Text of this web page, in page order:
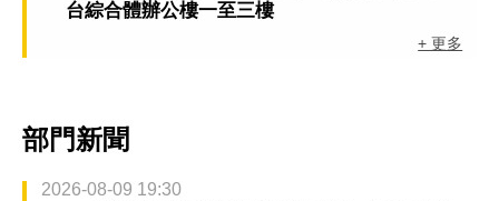
台綜合體辦公樓一至三樓
+ 更多
部門新聞
2026-08-09 19:30